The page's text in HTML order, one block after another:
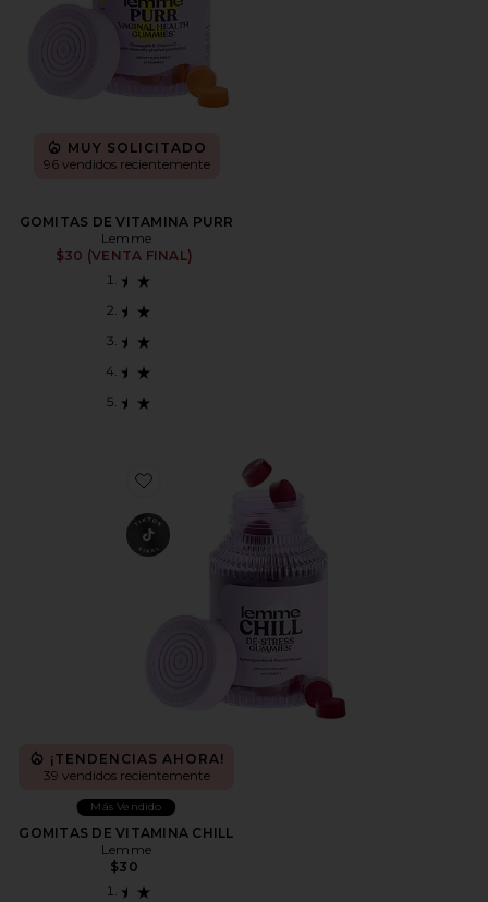
MUY SOLICITADO
96 vendidos recientemente
GOMITAS DE VITAMINA PURR
Lemme
$30 (VENTA FINAL)
Favorite GOMITAS DE VITAMINA CHILL
¡TENDENCIAS AHORA!
39 vendidos recientemente
Más Vendido
GOMITAS DE VITAMINA CHILL
Lemme
$30